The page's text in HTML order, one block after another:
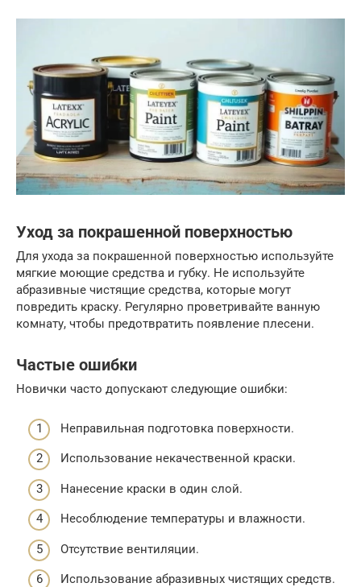
Уход за покрашенной поверхностью
Для ухода за покрашенной поверхностью используйте
мягкие моющие средства и губку. Не используйте
абразивные чистящие средства, которые могут
повредить краску. Регулярно проветривайте ванную
комнату, чтобы предотвратить появление плесени.
Частые ошибки
Новички часто допускают следующие ошибки:
Неправильная подготовка поверхности.
Использование некачественной краски.
Нанесение краски в один слой.
Несоблюдение температуры и влажности.
Отсутствие вентиляции.
Использование абразивных чистящих средств.